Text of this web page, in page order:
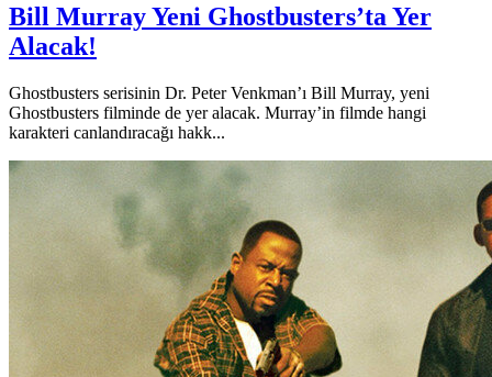
Bill Murray Yeni Ghostbusters’ta Yer
Alacak!
Ghostbusters serisinin Dr. Peter Venkman’ı Bill Murray, yeni
Ghostbusters filminde de yer alacak. Murray’in filmde hangi
karakteri canlandıracağı hakk...